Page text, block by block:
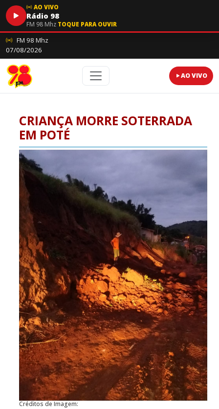
AO VIVO
Rádio 98
FM 98 Mhz TOQUE PARA OUVIR
FM 98 Mhz
07/08/2026
AO VIVO
CRIANÇA MORRE SOTERRADA
EM POTÉ
Créditos de Imagem: